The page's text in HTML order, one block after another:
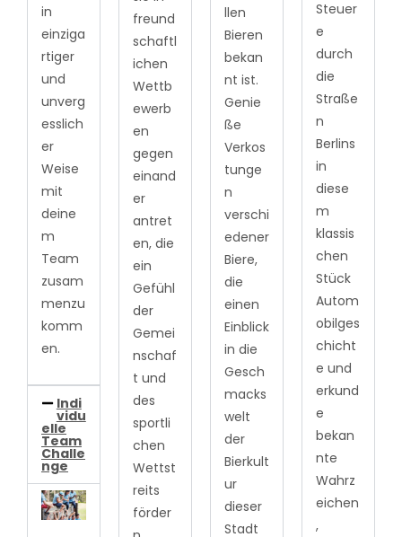
in
einziga
rtiger
und
unverg
esslich
er
Weise
mit
deine
m
Team
zusam
menzu
komm
en.
Indi
vidu
elle
Team
Challe
nge
freund
schaftl
ichen
Wettb
ewerb
en
gegen
einand
er
antret
en, die
ein
Gefühl
der
Gemei
nschaf
t und
des
sportli
chen
Wettst
reits
förder
llen
Bieren
bekan
nt ist.
Genie
ße
Verkos
tunge
n
verschi
edener
Biere,
die
einen
Einblick
in die
Gesch
macks
welt
der
Bierkult
ur
dieser
Stadt
Steuer
e
durch
die
Straße
n
Berlins
in
diese
m
klassis
chen
Stück
Autom
obilges
chicht
e und
erkund
e
bekan
nte
Wahrz
eichen
,